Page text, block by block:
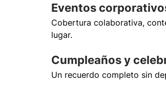
Eventos
Cobertura colaborativa,
lugar.
Cumpleaños y
Un recuerdo completo sin